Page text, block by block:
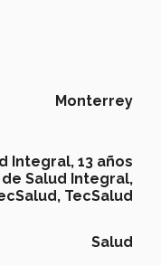
Monterrey
Integral, 13 años
Salud Integral,
TecSalud
Salud